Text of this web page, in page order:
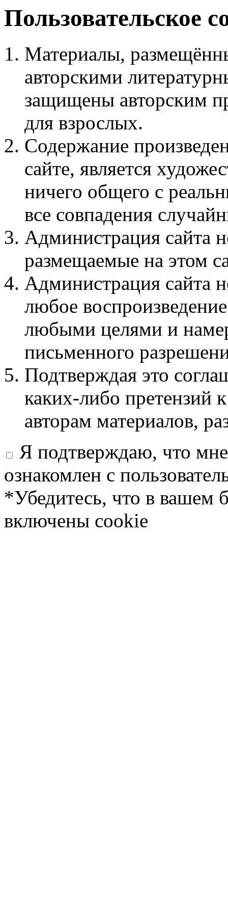
Пользовательское
Материалы,
авторскими
защищены авторским
для взрослых.
Содержание
сайте, является
ничего общего с
все совпадения
Администрация сайта
размещаемые на этом
Администрация сайта
любое
любыми целями и
письменного
Подтверждая это
каких-либо претензий
авторам материалов,
Я подтверждаю, что
ознакомлен с
*Убедитесь, что в вашем
включены cookie